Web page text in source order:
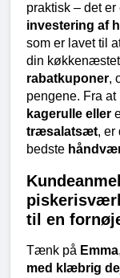
praktisk – det er
investering af
som er lavet til
din
rabatkuponer,
pengene. Fra at
kagerulle eller
træsalatsæt, er
bedste
til en
Tænk på Emma,
med klæbrig